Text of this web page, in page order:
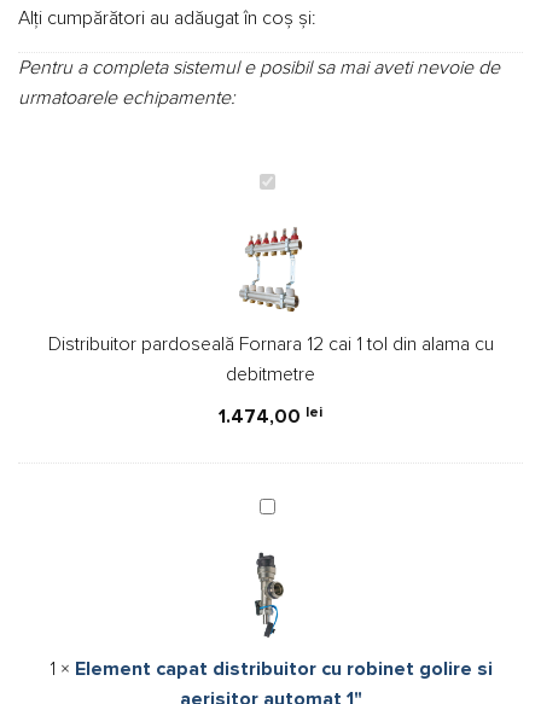
Alți cumpărători au adăugat în coș și:
Pentru a completa sistemul e posibil sa mai aveti nevoie de
urmatoarele echipamente:
Distribuitor
Fornara
12
cai
tol
din
debitmetre
Distribuitor pardoseală Fornara 12 cai 1 tol din alama cu
debitmetre
1.474,00 lei
Element
distribuitor
cu
robinet
si
1 × Element capat distribuitor cu robinet golire si
aerisitor automat 1"